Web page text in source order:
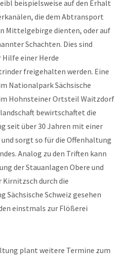
beispielsweise auf den Erhalt
die dem Abtransport
Mittelgebirge dienten, oder auf
Schachten. Dies sind
Hilfe einer Herde
freigehalten werden. Eine
Nationalpark Sächsische
Hohnsteiner Ortsteil Waitzdorf
bewirtschaftet die
seit über 30 Jahren mit einer
sorgt so für die Offenhaltung
Analog zu den Triften kann
der Stauanlagen Obere und
Kirnitzsch durch die
Schweiz gesehen
einstmals zur Flößerei
plant weitere Termine zum